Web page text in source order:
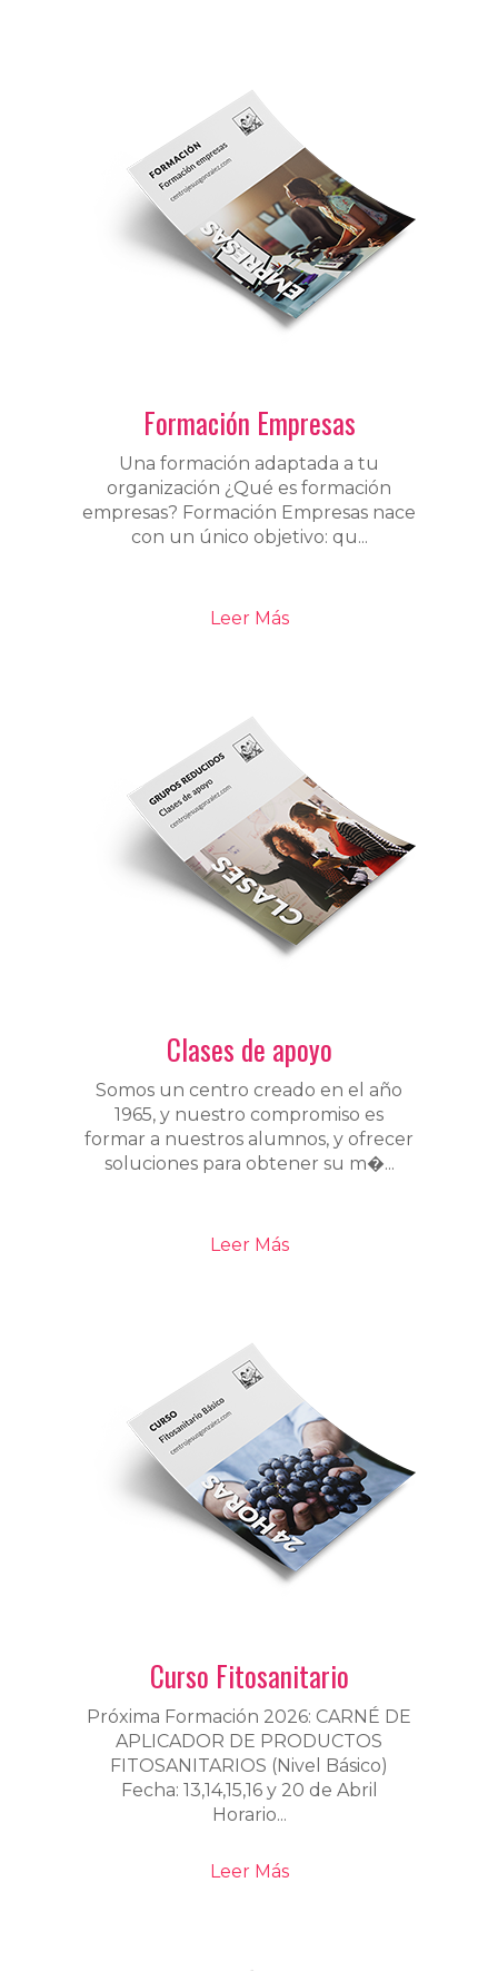
Formación Empresas
Una formación adaptada a tu
organización ¿Qué es formación
empresas? Formación Empresas nace
con un único objetivo: qu...
Leer Más
Clases de apoyo
Somos un centro creado en el año
1965, y nuestro compromiso es
formar a nuestros alumnos, y ofrecer
soluciones para obtener su m�...
Leer Más
Curso Fitosanitario
Próxima Formación 2026: CARNÉ DE
APLICADOR DE PRODUCTOS
FITOSANITARIOS (Nivel Básico)
Fecha: 13,14,15,16 y 20 de Abril
Horario...
Leer Más